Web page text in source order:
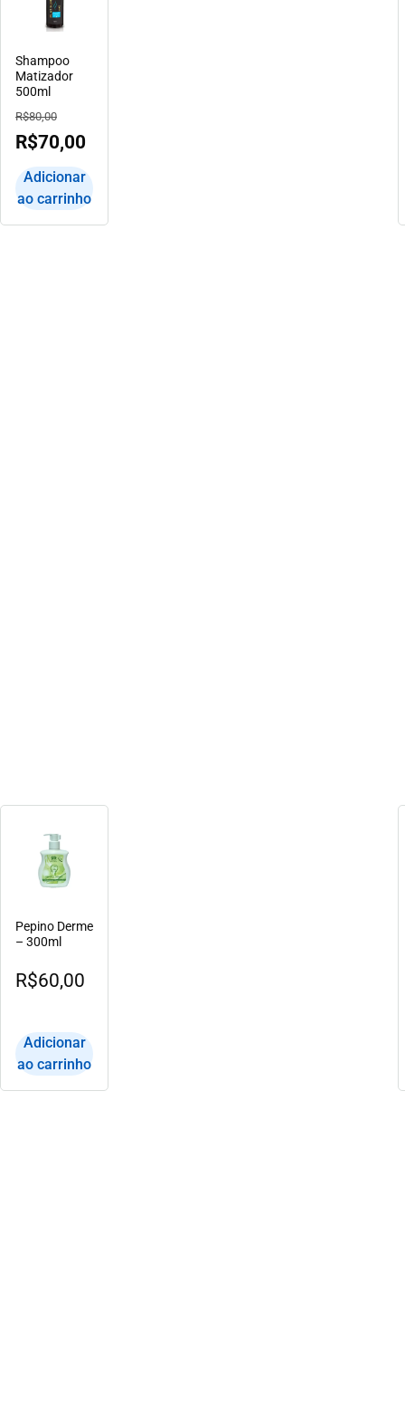
Shampoo
Matizador
500ml
R$80,00
R$70,00
Adicionar
ao carrinho
Pepino Derme
– 300ml
R$60,00
Adicionar
ao carrinho